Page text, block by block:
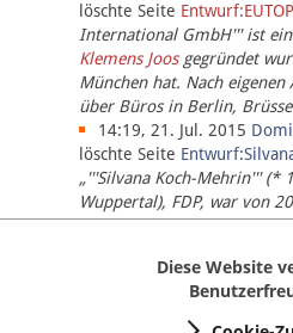
löschte Seite Entwurf:EUTOP
International GmbH''' ist
Klemens Joosgegründet
München hat. Nach
über Büros in Berlin,
14:19, 21. Jul. 2015
löschte Seite
„'''Silvana Koch-Mehrin''' (*
Wuppertal), FDP, war von
Europäischen Parlaments,
Diese Website